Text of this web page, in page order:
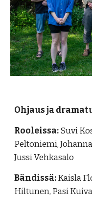
Ohjaus ja
Rooleissa:Suvi
Peltoniemi,
Jussi Vehkasalo
Bändissä:Kaisla
Hiltunen, Pasi